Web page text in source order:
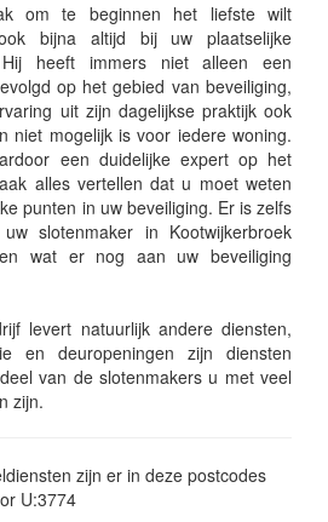
om te beginnen het liefste wilt
bijna altijd bij uw plaatselijke
Hij heeft immers niet alleen een
op het gebied van beveiliging,
uit zijn dagelijkse praktijk ook
niet mogelijk is voor iedere woning.
een duidelijke expert op het
alles vertellen dat u moet weten
punten in uw beveiliging. Er is zelfs
slotenmaker in Kootwijkerbroek
wat er nog aan uw beveiliging
levert natuurlijk andere diensten,
en deuropeningen zijn diensten
van de slotenmakers u met veel
zijn.
zijn er in deze postcodes
U:3774